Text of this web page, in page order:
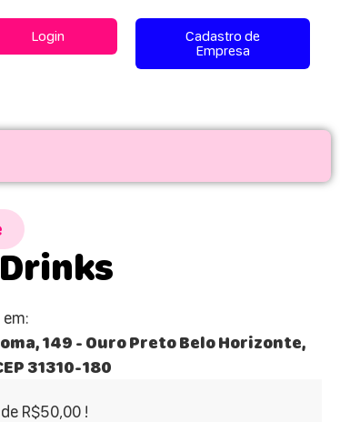
Login
Cadastro de
Empresa
149 - Ouro Preto Belo Horizonte,
31310-180
R$50,00 !